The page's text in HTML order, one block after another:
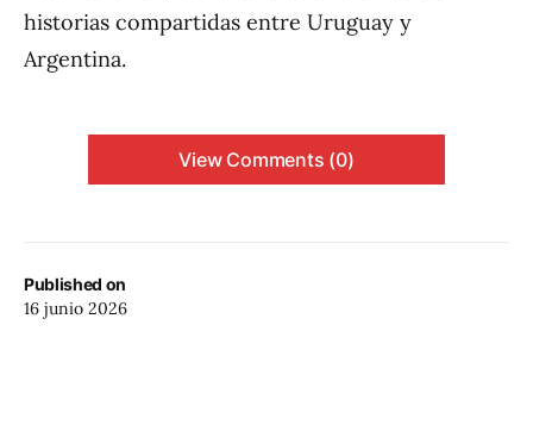
Published on
16 junio 2026
historias compartidas entre Uruguay y
Argentina.
View Comments (0)